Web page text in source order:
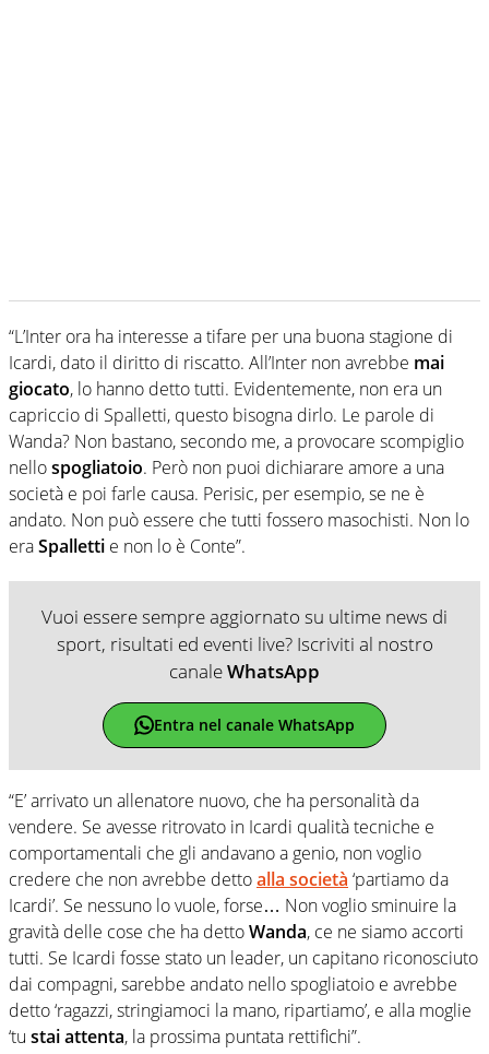
“L’Inter ora ha interesse a tifare per una buona stagione di
Icardi, dato il diritto di riscatto. All’Inter non avrebbe mai
giocato, lo hanno detto tutti. Evidentemente, non era un
capriccio di Spalletti, questo bisogna dirlo. Le parole di
Wanda? Non bastano, secondo me, a provocare scompiglio
nellospogliatoio. Però non puoi dichiarare amore a una
società e poi farle causa. Perisic, per esempio, se ne è
andato. Non può essere che tutti fossero masochisti. Non lo
eraSpalletti e non lo è Conte”.
Vuoi essere sempre aggiornato su ultime news di
sport, risultati ed eventi live? Iscriviti al nostro
canaleWhatsApp
Entra nel canale WhatsApp
“E’ arrivato un allenatore nuovo, che ha personalità da
vendere. Se avesse ritrovato in Icardi qualità tecniche e
comportamentali che gli andavano a genio, non voglio
credere che non avrebbe dettoalla società ‘partiamo da
Icardi’. Se nessuno lo vuole, forse… Non voglio sminuire la
gravità delle cose che ha dettoWanda, ce ne siamo accorti
tutti. Se Icardi fosse stato un leader, un capitano riconosciuto
dai compagni, sarebbe andato nello spogliatoio e avrebbe
detto ‘ragazzi, stringiamoci la mano, ripartiamo’, e alla moglie
‘tu stai attenta, la prossima puntata rettifichi”.